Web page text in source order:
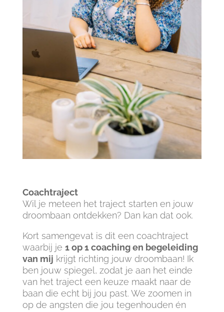
Coachtraject
Wil je meteen het traject starten en jouw
droombaan ontdekken? Dan kan dat ook.
Kort samengevat is dit een coachtraject
waarbij je 1 op 1 coaching en begeleiding
van mij krijgt richting jouw droombaan! Ik
ben jouw spiegel, zodat je aan het einde
van het traject een keuze maakt naar de
baan die echt bij jou past. We zoomen in
op de angsten die jou tegenhouden én